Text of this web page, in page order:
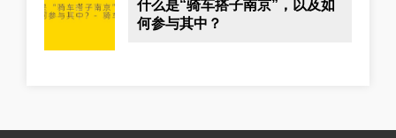
什么是“骑车搭子南京”，以及如
何参与其中？